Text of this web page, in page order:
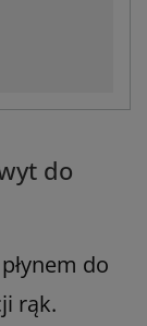
do
do
rąk.